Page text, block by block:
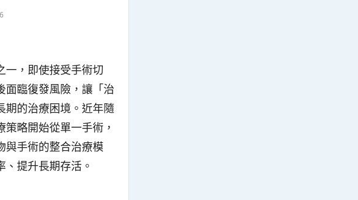
一，即使接受手術切
面臨復發風險，讓「治
期的治療困境。近年隨
略開始從單一手術，
與手術的整合治療模
提升長期存活。